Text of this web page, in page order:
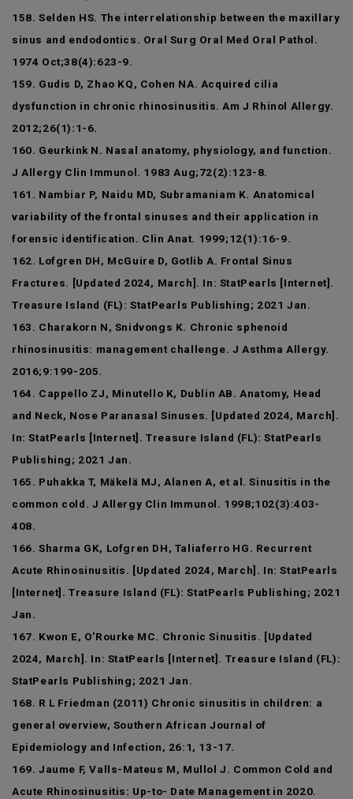
158. Selden HS. The interrelationship between the maxillary
sinus and endodontics. Oral Surg Oral Med Oral Pathol.
1974 Oct;38(4):623-9.
159. Gudis D, Zhao KQ, Cohen NA. Acquired cilia
dysfunction in chronic rhinosinusitis. Am J Rhinol Allergy.
2012;26(1):1-6.
160. Geurkink N. Nasal anatomy, physiology, and function.
J Allergy Clin Immunol. 1983 Aug;72(2):123-8.
161. Nambiar P, Naidu MD, Subramaniam K. Anatomical
variability of the frontal sinuses and their application in
forensic identification. Clin Anat. 1999;12(1):16-9.
162. Lofgren DH, McGuire D, Gotlib A. Frontal Sinus
Fractures. [Updated 2024, March]. In: StatPearls [Internet].
Treasure Island (FL): StatPearls Publishing; 2021 Jan.
163. Charakorn N, Snidvongs K. Chronic sphenoid
rhinosinusitis: management challenge. J Asthma Allergy.
2016;9:199-205.
164. Cappello ZJ, Minutello K, Dublin AB. Anatomy, Head
and Neck, Nose Paranasal Sinuses. [Updated 2024, March].
In: StatPearls [Internet]. Treasure Island (FL): StatPearls
Publishing; 2021 Jan.
165. Puhakka T, Mäkelä MJ, Alanen A, et al. Sinusitis in the
common cold. J Allergy Clin Immunol. 1998;102(3):403-
408.
166. Sharma GK, Lofgren DH, Taliaferro HG. Recurrent
Acute Rhinosinusitis. [Updated 2024, March]. In: StatPearls
[Internet]. Treasure Island (FL): StatPearls Publishing; 2021
Jan.
167. Kwon E, O'Rourke MC. Chronic Sinusitis. [Updated
2024, March]. In: StatPearls [Internet]. Treasure Island (FL):
StatPearls Publishing; 2021 Jan.
168. R L Friedman (2011) Chronic sinusitis in children: a
general overview, Southern African Journal of
Epidemiology and Infection, 26:1, 13-17.
169. Jaume F, Valls-Mateus M, Mullol J. Common Cold and
Acute Rhinosinusitis: Up-to- Date Management in 2020.